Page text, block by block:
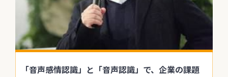
「音声感情認識」と「音声認識」で、企業の課題